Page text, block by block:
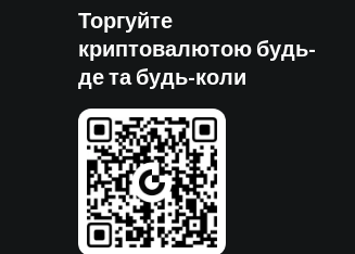
Торгуйте
криптовалютою будь-
де та будь-коли